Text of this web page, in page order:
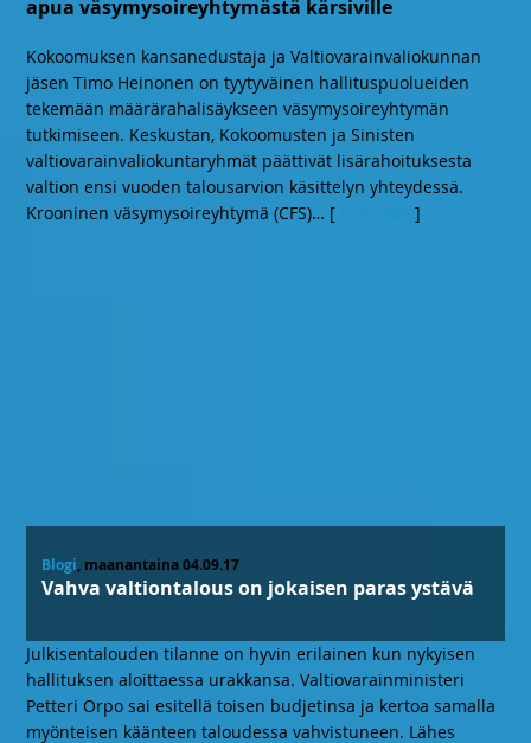
apua väsymysoireyhtymästä kärsiville
Kokoomuksen kansanedustaja ja Valtiovarainvaliokunnan
jäsen Timo Heinonen on tyytyväinen hallituspuolueiden
tekemään määrärahalisäykseen väsymysoireyhtymän
tutkimiseen. Keskustan, Kokoomusten ja Sinisten
valtiovarainvaliokuntaryhmät päättivät lisärahoituksesta
valtion ensi vuoden talousarvion käsittelyn yhteydessä.
Krooninen väsymysoireyhtymä (CFS)… [ ]
Blogi, maanantaina 04.09.17
Vahva valtiontalous on jokaisen paras ystävä
Julkisentalouden tilanne on hyvin erilainen kun nykyisen
hallituksen aloittaessa urakkansa. Valtiovarainministeri
Petteri Orpo sai esitellä toisen budjetinsa ja kertoa samalla
myönteisen käänteen taloudessa vahvistuneen. Lähes